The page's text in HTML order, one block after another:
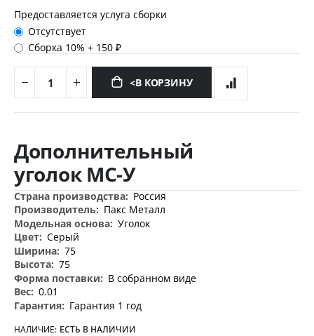
Предоставляется услуга сборки
Отсутствует
Сборка 10%+ 150 ₽
<В КОРЗИНУ
началу
галереи
изображений
Дополнительный
уголок МС-У
Дополнительная
информация
Россия
Пакс Металл
Уголок
Серый
75
75
В собранном виде
0.01
Гарантия 1 год
НАЛИЧИЕ: ЕСТЬ В НАЛИЧИИ